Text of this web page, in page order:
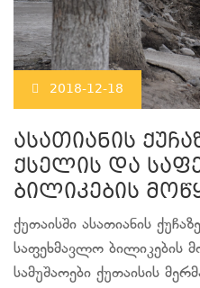
2018-12-18
ასათიანის
ქსელის და
ბილიკების
ქუთაისში ასათიანის
საფეხმავლო ბილიკების
სამუშაოები ქუთაისის